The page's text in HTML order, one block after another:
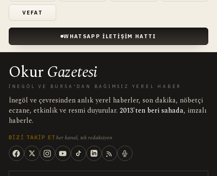
VEFAT
WHATSAPP İLETIŞIM HATTI
OkurGazetesi
İNEGÖL VE BURSA'DAN BAĞIMSIZ YEREL HABER
İnegöl ve çevresinden anlık yerel haberler, son dakika, nöbetçi
eczane, etkinlik ve resmi duyurular. 2013'ten beri sahada, imzalı
haberle.
BIZI TAKIP ET her kanal, tek redaksiyon